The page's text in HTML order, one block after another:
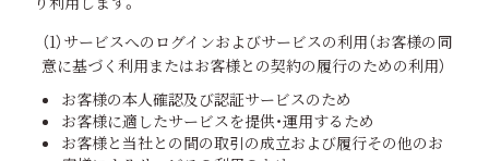
（1）サービスへのログインおよびサービスの利用（お客様の同
意に基づく利用またはお客様との契約の履行のための利用）
お客様の本人確認及び認証サービスのため
お客様に適したサービスを提供・運用するため
お客様と当社との間の取引の成立および履行その他のお